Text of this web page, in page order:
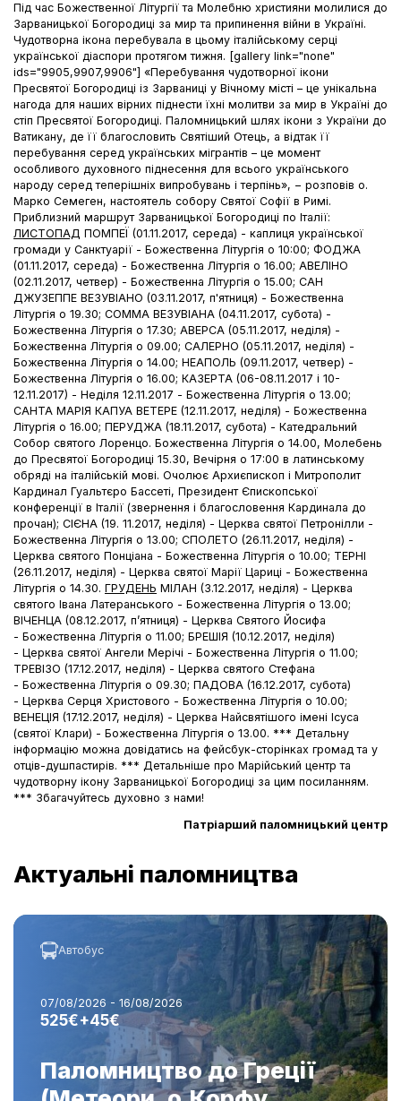
Під час Божественної Літургії та Молебню християни молилися до
Зарваницької Богородиці за мир та припинення війни в Україні.
Чудотворна ікона перебувала в цьому італійському серці
української діаспори протягом тижня. [gallery link="none"
ids="9905,9907,9906"] «Перебування чудотворної ікони
Пресвятої Богородиці із Зарваниці у Вічному місті – це унікальна
нагода для наших вірних піднести їхні молитви за мир в Україні до
стіп Пресвятої Богородиці. Паломницький шлях ікони з України до
Ватикану, де її благословить Святіший Отець, а відтак її
перебування серед українських мігрантів – це момент
особливого духовного піднесення для всього українського
народу серед теперішніх випробувань і терпінь», − розповів о.
Марко Семеген, настоятель собору Святої Софії в Римі.
Приблизний маршрут Зарваницької Богородиці по Італії:
ЛИСТОПАД ПОМПЕЇ (01.11.2017, середа) - каплиця української
громади у Cанктуарії - Божественна Літургія о 10:00; ФОДЖА
(01.11.2017, середа) - Божественна Літургія о 16.00; АВЕЛІНО
(02.11.2017, четвер) - Божественна Літургія о 15.00; САН
ДЖУЗЕППЕ ВЕЗУВІАНО (03.11.2017, п'ятниця) - Божественна
Літургія о 19.30; СОММА ВЕЗУВІАНА (04.11.2017, субота) -
Божественна Літургія о 17.30; АВЕРСА (05.11.2017, неділя) -
Божественна Літургія о 09.00; САЛЕРНО (05.11.2017, неділя) -
Божественна Літургія о 14.00; НЕАПОЛЬ (09.11.2017, четвер) -
Божественна Літургія о 16.00; КАЗЕРТА (06-08.11.2017 і 10-
12.11.2017) - Неділя 12.11.2017 - Божественна Літургія о 13.00;
САНТА МАРІЯ КАПУА ВЕТЕРЕ (12.11.2017, неділя) - Божественна
Літургія о 16.00; ПЕРУДЖА (18.11.2017, субота) - Катедральний
Собор cвятого Лоренцо. Божественна Літургія о 14.00, Молебень
до Пресвятої Богородиці 15.30, Вечірня о 17:00 в латинському
обряді на італійській мові. Очолює Архиєпископ і Митрополит
Кардинал Гуальтєро Бассеті, Президент Єпископської
конференції в Італії (звернення і благословення Кардинала до
прочан); СІЄНА (19. 11.2017, неділя) - Церква святої Петронілли -
Божественна Літургія о 13.00; СПОЛЕТО (26.11.2017, неділя) -
Церква святого Понціана - Божественна Літургія о 10.00; ТЕРНІ
(26.11.2017, неділя) - Церква святої Марії Цариці - Божественна
Літургія о 14.30. ГРУДЕНЬ МІЛАН (3.12.2017, неділя) - Церква
святого Івана Латеранського - Божественна Літургія о 13.00;
ВІЧЕНЦА (08.12.2017, п’ятниця) - Церква Святого Йосифа
- Божественна Літургія о 11.00; БРЕШІЯ (10.12.2017, неділя)
- Церква святої Ангели Мерічі - Божественна Літургія о 11.00;
ТРЕВІЗО (17.12.2017, неділя) - Церква святого Стефана
- Божественна Літургія о 09.30; ПАДОВА (16.12.2017, субота)
- Церква Серця Христового - Божественна Літургія о 10.00;
ВЕНЕЦІЯ (17.12.2017, неділя) - Церква Найсвятішого імені Ісуса
(святої Клари) - Божественна Літургія о 13.00. *** Детальну
інформацію можна довідатись на фейсбук-сторінках громад та у
отців-душпастирів. *** Детальніше про Марійський центр та
чудотворну ікону Зарваницької Богородиці за цим посиланням.
*** Збагачуйтесь духовно з нами!
Патріарший паломницький центр
Актуальні паломництва
Автобус
07/08/2026 - 16/08/2026
525€+45€
Паломництво до Греції